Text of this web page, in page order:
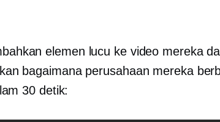
elemen lucu ke video mereka
bagaimana perusahaan mereka
30 detik: